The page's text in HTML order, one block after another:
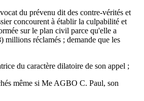
du prévenu dit des contre-vérités et
concourent à établir la culpabilité et
sur le plan civil parce qu'elle a
millions réclamés ; demande que les
du caractère dilatoire de son appel ;
même si Me AGBO C. Paul, son